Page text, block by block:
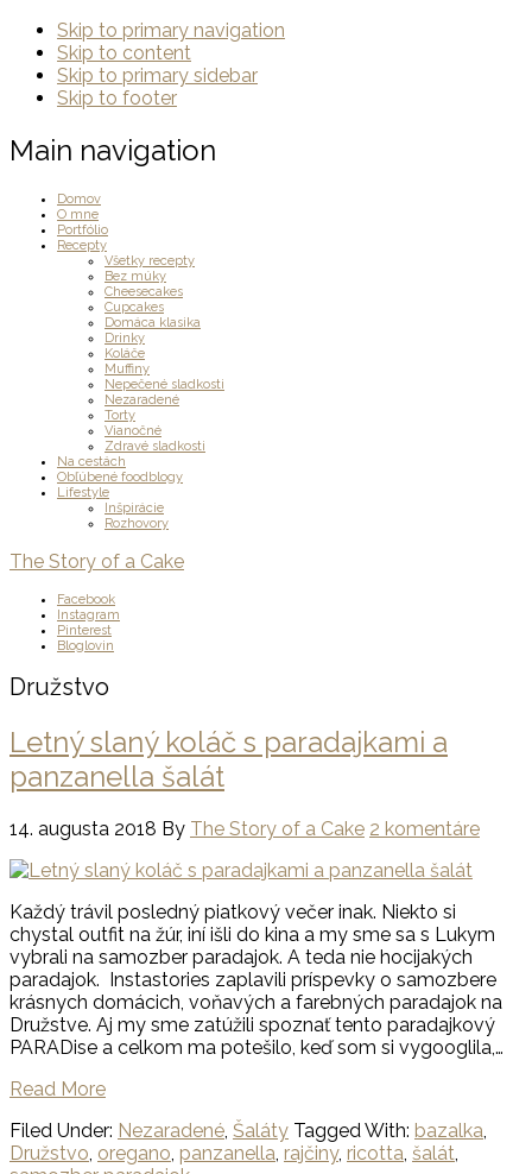
Skip to primary navigation
Skip to content
Skip to primary sidebar
Skip to footer
Main navigation
Domov
O mne
Portfólio
Recepty
Všetky recepty
Bez múky
Cheesecakes
Cupcakes
Domáca klasika
Drinky
Koláče
Muffiny
Nepečené sladkosti
Nezaradené
Torty
Vianočné
Zdravé sladkosti
Na cestách
Obľúbené foodblogy
Lifestyle
Inšpirácie
Rozhovory
The Story of a Cake
Facebook
Instagram
Pinterest
Bloglovin
Družstvo
Letný slaný koláč s paradajkami a
panzanella šalát
14. augusta 2018 By The Story of a Cake 2 komentáre
Každý trávil posledný piatkový večer inak. Niekto si
chystal outfit na žúr, iní išli do kina a my sme sa s Lukym
vybrali na samozber paradajok. A teda nie hocijakých
paradajok. Instastories zaplavili príspevky o samozbere
krásnych domácich, voňavých a farebných paradajok na
Družstve. Aj my sme zatúžili spoznať tento paradajkový
PARADise a celkom ma potešilo, keď som si vygooglila,…
Read More
Filed Under: Nezaradené Šaláty Tagged With: bazalka
Družstvo oregano panzanella rajčiny, ricotta šalát